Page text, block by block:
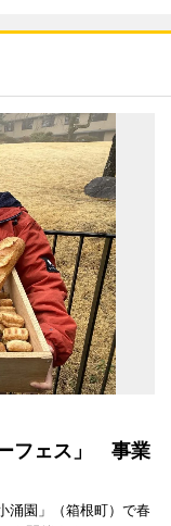
フェス」 事業
涌園」（箱根町）で春